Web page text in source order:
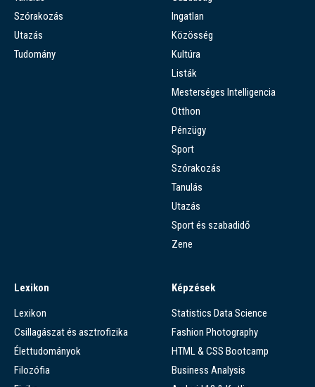
Szórakozás
Utazás
Tudomány
Ingatlan
Közösség
Kultúra
Listák
Mesterséges Intelligencia
Otthon
Pénzügy
Sport
Szórakozás
Tanulás
Utazás
Sport és szabadidő
Zene
Lexikon
Lexikon
Csillagászat és asztrofizika
Élettudományok
Filozófia
Képzések
Statistics Data Science
Fashion Photography
HTML & CSS Bootcamp
Business Analysis